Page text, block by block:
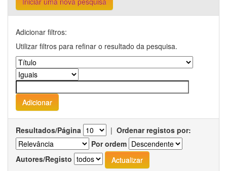
Adicionar filtros:
Utilizar filtros para refinar o resultado da pesquisa.
Resultados/Página | Ordenar registos por:
Por ordem
Autores/Registo